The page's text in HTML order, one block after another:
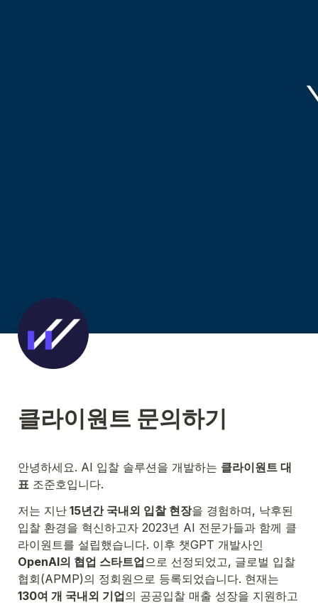
클라이원트 문의하기
안녕하세요. AI 입찰 솔루션을 개발하는 클라이원트 대
표 조준호입니다.
저는 지난 15년간 국내외 입찰 현장을 경험하며, 낙후된
입찰 환경을 혁신하고자 2023년 AI 전문가들과 함께 클
OpenAI의 협업 스타트업으로 선정되었고, 글로벌 입찰
130여 개 국내외 기업의 공공입찰 매출 성장을 지원하고